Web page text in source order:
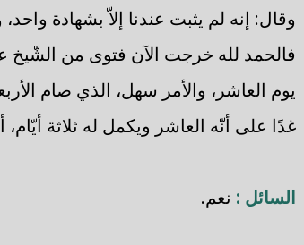
وقال: إنه لم يثبت عندنا إلاّ بشهادة
فالحمد لله خرجت الآن فتوى من الشّيخ
يوم العاشر، والأمر سهل، الذي صام
غدًا على أنّه العاشر ويكمل له ثلاثة
السائل : نعم.